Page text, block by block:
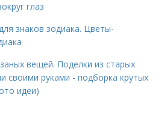
глаз
знаков зодиака. Цветы-
вещей. Поделки из старых
своими руками - подборка крутых
идеи)